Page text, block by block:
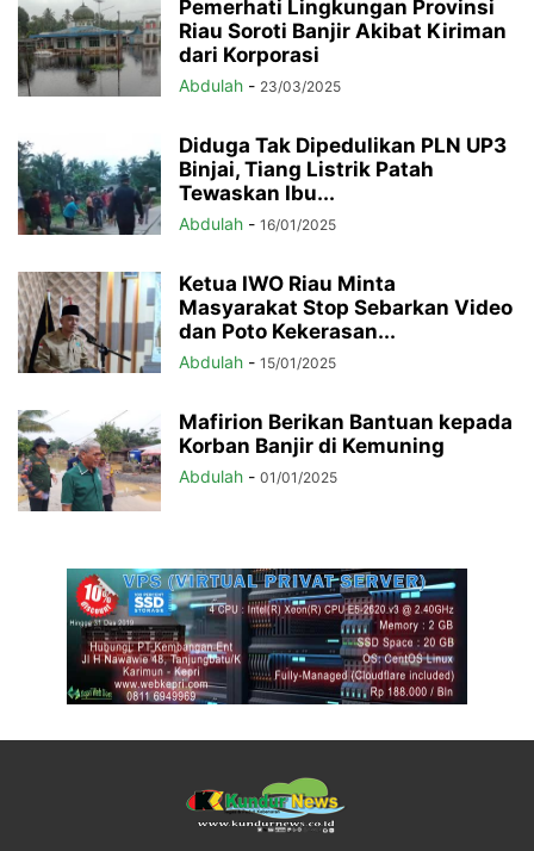
Pemerhati Lingkungan Provinsi
Riau Soroti Banjir Akibat Kiriman
dari Korporasi
Abdulah - 23/03/2025
Diduga Tak Dipedulikan PLN UP3
Binjai, Tiang Listrik Patah
Tewaskan Ibu...
Abdulah - 16/01/2025
Ketua IWO Riau Minta
Masyarakat Stop Sebarkan Video
dan Poto Kekerasan...
Abdulah - 15/01/2025
Mafirion Berikan Bantuan kepada
Korban Banjir di Kemuning
Abdulah - 01/01/2025